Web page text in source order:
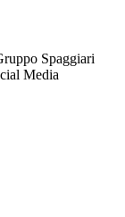
Spaggiari
Media